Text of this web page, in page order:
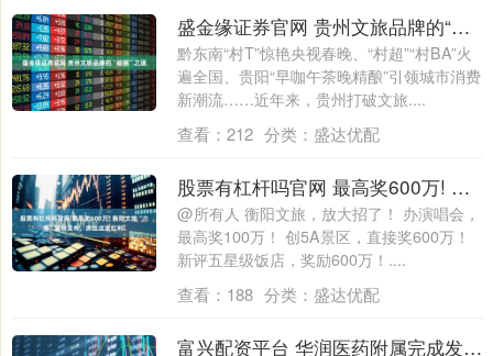
盛金缘证券官网 贵州文旅品牌的“破圈”之道
黔东南“村T”惊艳央视春晚、“村超”“村BA”火
遍全国、贵阳“早咖午茶晚精酿”引领城市消费
新潮流……近年来，贵州打破文旅....
查看： 212 分类： 盛达优配
股票有杠杆吗官网 最高奖600万! 衡阳文旅“六条”重磅发布，抓住这波红利!
@所有人 衡阳文旅，放大招了！ 办演唱会，
最高奖100万！ 创5A景区，直接奖600万！
新评五星级饭店，奖励600万！....
查看： 188 分类： 盛达优配
富兴配资平台 华润医药附属完成发行11亿元债券